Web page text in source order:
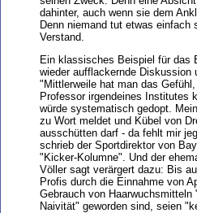
dahinter, auch wenn sie dem
Denn niemand tut etwas einfach
Verstand.
Ein klassisches Beispiel für das
wieder aufflackernde Diskussion
"Mittlerweile hat man das
Professor irgendeines Institutes
würde systematisch gedopt.
zu Wort meldet und Kübel von
ausschütten darf - da fehlt mir
schrieb der Sportdirektor von
"Kicker-Kolumne". Und der
Völler sagt verärgert dazu: Bis
Profis durch die Einnahme von
Gebrauch von Haarwuchsmitteln
Naivität" geworden sind, seien